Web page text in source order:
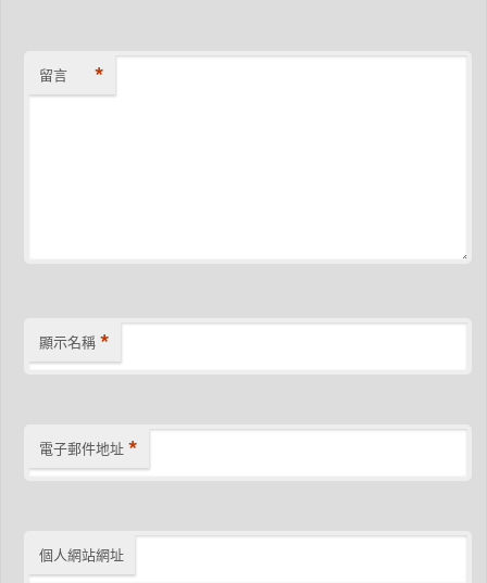
留言 *
顯示名稱 *
電子郵件地址 *
個人網站網址